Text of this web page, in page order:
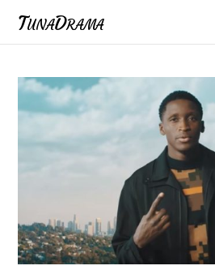
TunaDrama